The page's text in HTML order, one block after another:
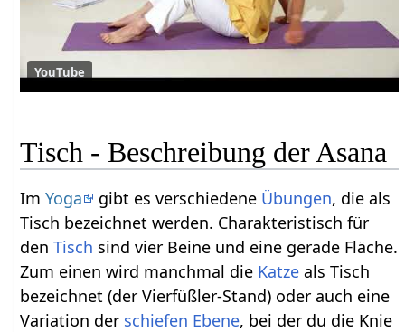
YouTube
Tisch - Beschreibung der Asana
ImYoga gibt es verschiedene Übungen, die als
Tisch bezeichnet werden. Charakteristisch für
denTisch sind vier Beine und eine gerade Fläche.
Zum einen wird manchmal die Katze als Tisch
bezeichnet (der Vierfüßler-Stand) oder auch eine
Variation der schiefen Ebene, bei der du die Knie